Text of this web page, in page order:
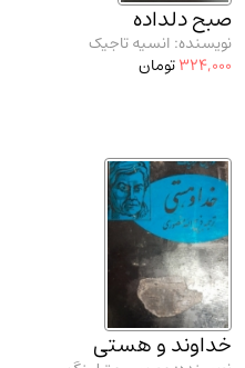
صبح دلداده
نویسنده: انسیه تاجیک
324,000تومان
خداوند و هستی